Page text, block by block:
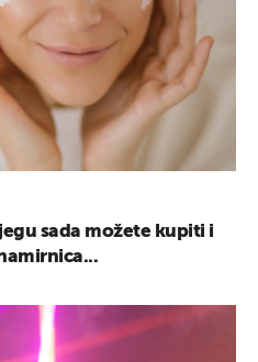
sada možete kupiti i